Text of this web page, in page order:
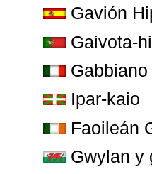
Gavión
Gaivota-
Ipar-kaio
Faoileán
Gwylan y